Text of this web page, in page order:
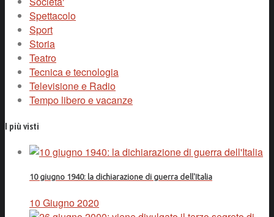
Spettacolo
Sport
Storia
Teatro
Tecnica e tecnologia
Televisione e Radio
Tempo libero e vacanze
I più visti
10 giugno 1940: la dichiarazione di guerra dell'Italia
10 Giugno 2020